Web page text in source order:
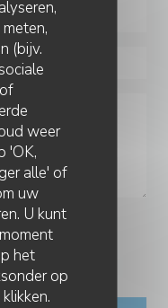
(bijv.
weer
'OK,
alle' of
uw
U kunt
het
op
u af te melden voor
bel-me-niet.nl
privacybeleid